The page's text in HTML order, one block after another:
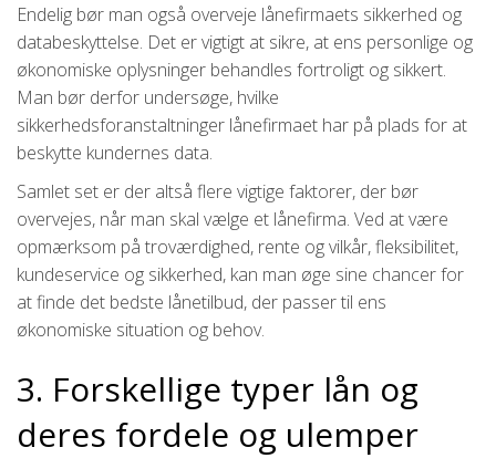
Endelig bør man også overveje lånefirmaets sikkerhed og
databeskyttelse. Det er vigtigt at sikre, at ens personlige og
økonomiske oplysninger behandles fortroligt og sikkert.
Man bør derfor undersøge, hvilke
sikkerhedsforanstaltninger lånefirmaet har på plads for at
beskytte kundernes data.
Samlet set er der altså flere vigtige faktorer, der bør
overvejes, når man skal vælge et lånefirma. Ved at være
opmærksom på troværdighed, rente og vilkår, fleksibilitet,
kundeservice og sikkerhed, kan man øge sine chancer for
at finde det bedste lånetilbud, der passer til ens
økonomiske situation og behov.
3. Forskellige typer lån og
deres fordele og ulemper